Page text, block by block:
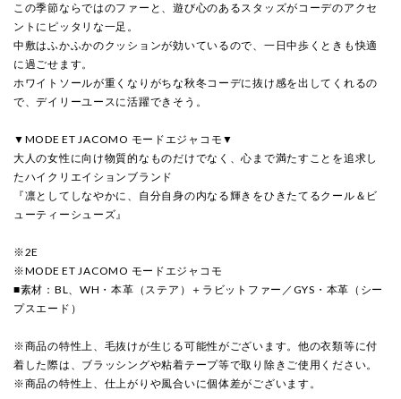
この季節ならではのファーと、遊び心のあるスタッズがコーデのアクセ
ントにピッタリな一足。
中敷はふかふかのクッションが効いているので、一日中歩くときも快適
に過ごせます。
ホワイトソールが重くなりがちな秋冬コーデに抜け感を出してくれるの
で、デイリーユースに活躍できそう。
▼MODE ET JACOMO モードエジャコモ▼
大人の女性に向け物質的なものだけでなく、心まで満たすことを追求し
たハイクリエイションブランド
『凛としてしなやかに、自分自身の内なる輝きをひきたてるクール＆ビ
ューティーシューズ』
※2E
※MODE ET JACOMO モードエジャコモ
■素材：BL、WH・本革（ステア）＋ラビットファー／GYS・本革（シー
プスエード）
※商品の特性上、毛抜けが生じる可能性がございます。他の衣類等に付
着した際は、ブラッシングや粘着テープ等で取り除きご使用ください。
※商品の特性上、仕上がりや風合いに個体差がございます。